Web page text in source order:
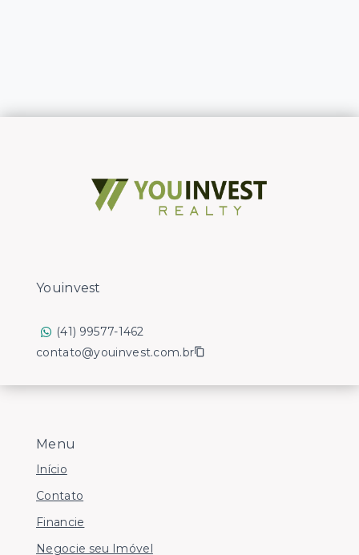
Menu
Início
Contato
Financie
Negocie seu Imóvel
Youinvest
(41) 99577-1462
contato@youinvest.com.br